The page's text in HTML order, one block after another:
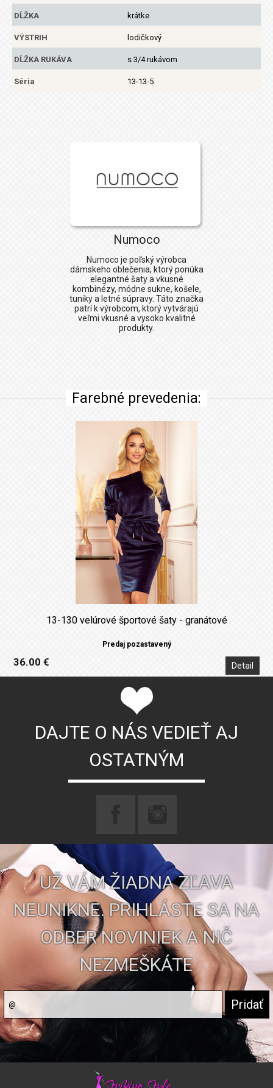
DĹŽKA krátke
VÝSTRIH lodičkový
DĹŽKA RUKÁVA s 3/4 rukávom
Séria 13-13-5
Numoco
Numoco je poľský výrobca
dámskeho oblečenia, ktorý ponúka
elegantné šaty a vkusné
kombinézy, módne sukne, košele,
tuniky a letné súpravy. Táto značka
patrí k výrobcom, ktorý vytvárajú
veľmi vkusné a vysoko kvalitné
produkty.
Farebné prevedenia:
13-130 velúrové športové šaty - granátové
Predaj pozastavený
36.00 € Detail
DAJTE O NÁS VEDIEŤ AJ
OSTATNÝM
UŽ VÁM ŽIADNA ZĽAVA
NEUNIKNE. PRIHLÁSTE SA NA
ODBER NOVINIEK A NIČ
NEZMEŠKÁTE